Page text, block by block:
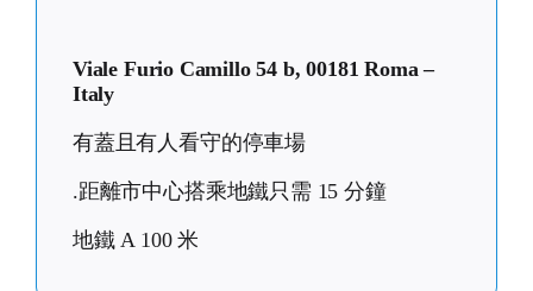
Viale Furio Camillo 54 b, 00181 Roma –
Italy
有蓋且有人看守的停車場
.距離市中心搭乘地鐵只需 15 分鐘
地鐵 A 100 米